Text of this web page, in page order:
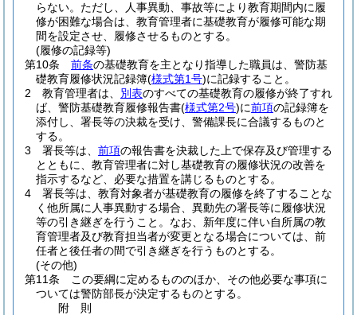
らない。 ただし、人事異動、事故等により教育期間内に履
修が困難な場合は、教育管理者に基礎教育が履修可能な期
間を設定させ、履修させるものとする。
(履修の記録等)
第10条
前条の基礎教育を主となり指導した職員は、警防基
礎教育履修状況記録簿(様式第1号)に記録すること。
2
教育管理者は、 別表のすべての基礎教育の履修が終了すれ
ば、警防基礎教育履修報告書(様式第2号)に前項の記録簿を
添付し、署長等の決裁を受け、警備課長に合議するものと
する。
3
署長等は、 前項の報告書を決裁した上で保存及び管理する
とともに、教育管理者に対し基礎教育の履修状況の改善を
指示するなど、必要な措置を講じるものとする。
4
署長等は、教育対象者が基礎教育の履修を終了することな
く他所属に人事異動する場合、異動先の署長等に履修状況
等の引き継ぎを行うこと。 なお、新年度に伴い自所属の教
育管理者及び教育担当者が変更となる場合については、前
任者と後任者の間で引き継ぎを行うものとする。
(その他)
第11条
この要綱に定めるもののほか、その他必要な事項に
ついては警防部長が決定するものとする。
附 則